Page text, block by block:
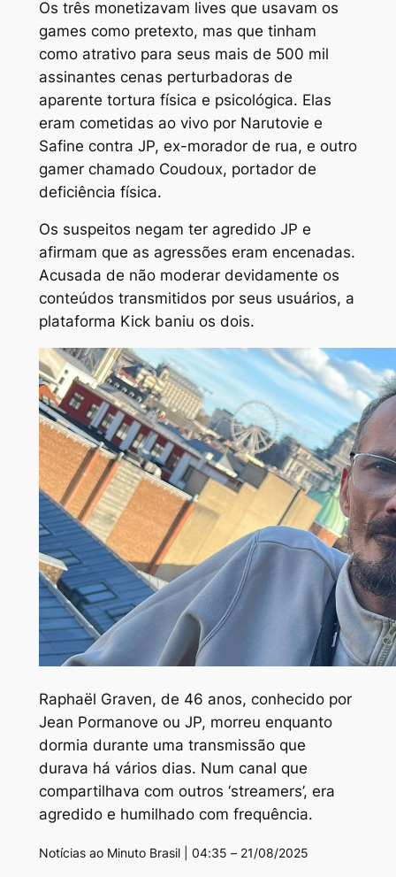
Os três monetizavam lives que usavam os
games como pretexto, mas que tinham
como atrativo para seus mais de 500 mil
assinantes cenas perturbadoras de
aparente tortura física e psicológica. Elas
eram cometidas ao vivo por Narutovie e
Safine contra JP, ex-morador de rua, e outro
gamer chamado Coudoux, portador de
deficiência física.
Os suspeitos negam ter agredido JP e
afirmam que as agressões eram encenadas.
Acusada de não moderar devidamente os
conteúdos transmitidos por seus usuários, a
plataforma Kick baniu os dois.
Raphaël Graven, de 46 anos, conhecido por
Jean Pormanove ou JP, morreu enquanto
dormia durante uma transmissão que
durava há vários dias. Num canal que
compartilhava com outros ‘streamers’, era
agredido e humilhado com frequência.
Notícias ao Minuto Brasil | 04:35 – 21/08/2025